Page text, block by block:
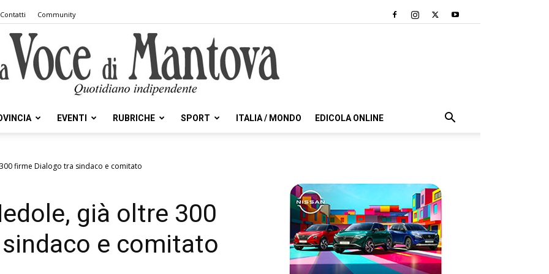
Contatti Community
Voce
EVENTI RUBRICHE SPORT ITALIA / MONDO EDICOLA ONLINE
firme Dialogo tra sindaco e comitato
già oltre 300
e comitato